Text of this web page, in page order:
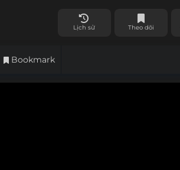
Lịch sử Theo dõi
Bookmark